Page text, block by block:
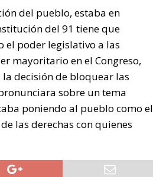
del pueblo, estaba en
del 91 tiene que
el poder legislativo a las
mayoritario en el Congreso,
decisión de bloquear las
sobre un tema
poniendo al pueblo como el
las derechas con quienes